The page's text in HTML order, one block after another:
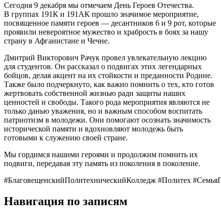
Сегодня 9 декабря мы отмечаем День Героев Отечества.
В группах 191К и 191АК прошло значимое мероприятие,
посвященное памяти героев — десантников 6 и 9 рот, которые
проявили невероятное мужество и храбрость в боях за нашу
страну в Афганистане и Чечне.
Дмитрий Викторович Рачук провел увлекательную лекцию
для студентов. Он рассказал о подвигах этих легендарных
бойцов, делая акцент на их стойкости и преданности Родине.
Также было подчеркнуто, как важно помнить о тех, кто готов
жертвовать собственной жизнью ради защиты наших
ценностей и свободы. Такого рода мероприятия являются не
только данью уважения, но и важным способом воспитать
патриотизм в молодежи. Они помогают осознать значимость
исторической памяти и вдохновляют молодежь быть
готовыми к служению своей стране.
Мы гордимся нашими героями и продолжим помнить их
подвиги, передавая эту память из поколения в поколение.
#БлаговещенскийПолитехническийКолледж #Политех
Навигация по записям